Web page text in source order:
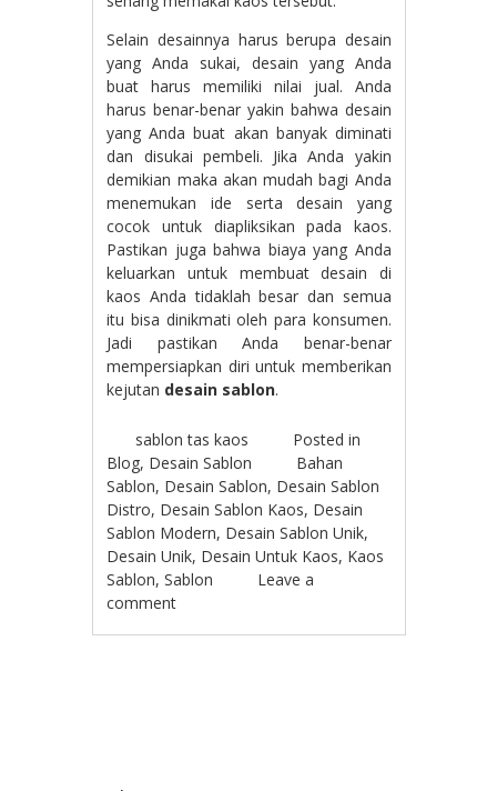
Selain desainnya harus berupa desain
yang Anda sukai, desain yang Anda
buat harus memiliki nilai jual. Anda
harus benar-benar yakin bahwa desain
yang Anda buat akan banyak diminati
dan disukai pembeli. Jika Anda yakin
demikian maka akan mudah bagi Anda
menemukan ide serta desain yang
cocok untuk diapliksikan pada kaos.
Pastikan juga bahwa biaya yang Anda
keluarkan untuk membuat desain di
kaos Anda tidaklah besar dan semua
itu bisa dinikmati oleh para konsumen.
Jadi pastikan Anda benar-benar
mempersiapkan diri untuk memberikan
kejutan desain sablon.
sablon tas kaos
Posted in
Blog, Desain Sablon
Bahan
Sablon, Desain Sablon, Desain Sablon
Distro, Desain Sablon Kaos, Desain
Sablon Modern, Desain Sablon Unik,
Desain Unik, Desain Untuk Kaos, Kaos
Sablon,Sablon
Leave a
comment